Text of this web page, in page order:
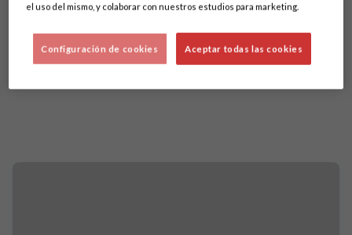
el uso del mismo, y colaborar con nuestros estudios para marketing.
Aceptar todas las cookies
Configuración de cookies